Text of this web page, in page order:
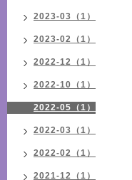
2023-03（1）
2023-02（1）
2022-12（1）
2022-10（1）
2022-05（1）
2022-03（1）
2022-02（1）
2021-12（1）